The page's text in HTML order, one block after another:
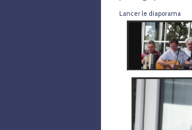
Lancer le diaporama